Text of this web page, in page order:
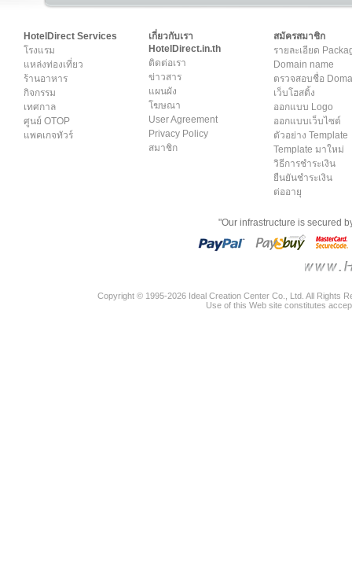
HotelDirect Services
โรงแรม
แหล่งท่องเที่ยว
ร้านอาหาร
กิจกรรม
เทศกาล
ศูนย์ OTOP
แพคเกจทัวร์
เกี่ยวกับเรา
HotelDirect.in.th
ติดต่อเรา
ข่าวสาร
แผนผัง
โฆษณา
User Agreement
Privacy Policy
สมาชิก
สมัครสมาชิก
รายละเอียด
Domain name
ตรวจสอบชื่อ
เว็บโฮสติ้ง
ออกแบบ Logo
ออกแบบเว็บไซต์
ตัวอย่าง Template
Template มาใหม่
วิธีการชำระเงิน
ยืนยันชำระเงิน
ต่ออายุ
"Our infrastructure is secured
Copyright © 1995-2026 Ideal Creation Center Co., Ltd. All Rights
Use of this Web site constitutes